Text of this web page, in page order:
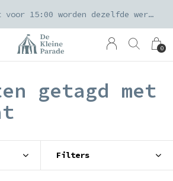
0
Orders geplaatst voor 15:00 worden dezelfde werkdag verzonden
getagd met
Filters